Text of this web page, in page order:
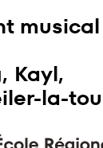
musical
Kayl,
la-